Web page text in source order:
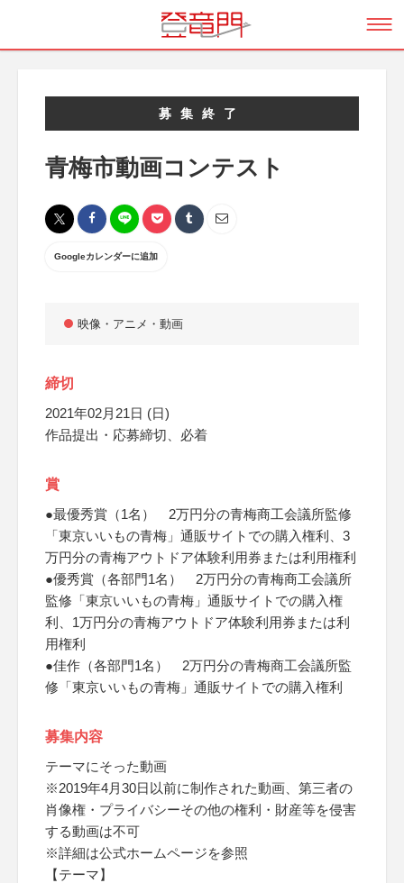
募集終了
青梅市動画コンテスト
Googleカレンダーに追加
映像・アニメ・動画
締切
2021年02月21日 (日)
作品提出・応募締切、必着
賞
●最優秀賞（1名） 2万円分の青梅商工会議所監修
「東京いいもの青梅」通販サイトでの購入権利、3
万円分の青梅アウトドア体験利用券または利用権利
●優秀賞（各部門1名） 2万円分の青梅商工会議所
監修「東京いいもの青梅」通販サイトでの購入権
利、1万円分の青梅アウトドア体験利用券または利
用権利
●佳作（各部門1名） 2万円分の青梅商工会議所監
修「東京いいもの青梅」通販サイトでの購入権利
募集内容
テーマにそった動画
※2019年4月30日以前に制作された動画、第三者の
肖像権・プライバシーその他の権利・財産等を侵害
する動画は不可
※詳細は公式ホームページを参照
【テーマ】